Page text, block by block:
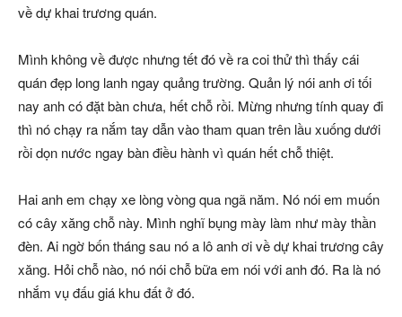
về dự khai trương quán.
Mình không về được nhưng tết đó về ra coi thử thì thấy cái
quán đẹp long lanh ngay quảng trường. Quản lý nói anh ơi tối
nay anh có đặt bàn chưa, hết chỗ rồi. Mừng nhưng tính quay đi
thì nó chạy ra nắm tay dẫn vào tham quan trên lầu xuống dưới
rồi dọn nước ngay bàn điều hành vì quán hết chỗ thiệt.
Hai anh em chạy xe lòng vòng qua ngã năm. Nó nói em muốn
có cây xăng chỗ này. Mình nghĩ bụng mày làm như mày thần
đèn. Ai ngờ bốn tháng sau nó a lô anh ơi về dự khai trương cây
xăng. Hỏi chỗ nào, nó nói chỗ bữa em nói với anh đó. Ra là nó
nhắm vụ đấu giá khu đất ở đó.